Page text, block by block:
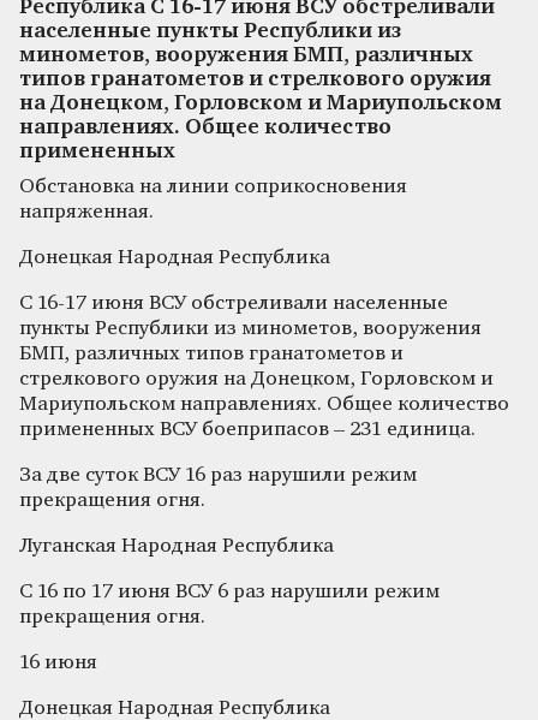
Республика С 16-17 июня ВСУ обстреливали
населенные пункты Республики из
минометов, вооружения БМП, различных
типов гранатометов и стрелкового оружия
на Донецком, Горловском и Мариупольском
направлениях. Общее количество
примененных
Обстановка на линии соприкосновения
напряженная.
Донецкая Народная Республика
С 16-17 июня ВСУ обстреливали населенные
пункты Республики из минометов, вооружения
БМП, различных типов гранатометов и
стрелкового оружия на Донецком, Горловском и
Мариупольском направлениях. Общее количество
примененных ВСУ боеприпасов – 231 единица.
За две суток ВСУ 16 раз нарушили режим
прекращения огня.
Луганская Народная Республика
С 16 по 17 июня ВСУ 6 раз нарушили режим
прекращения огня.
16 июня
Донецкая Народная Республика